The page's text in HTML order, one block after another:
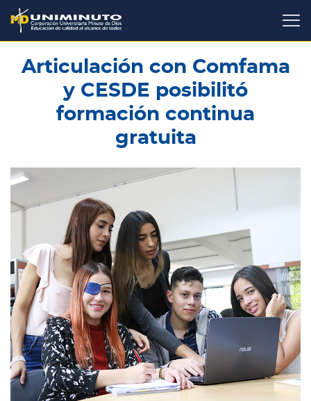
Pasar
contenido
principal
Articulación con Comfama
y CESDE posibilitó
formación continua
gratuita